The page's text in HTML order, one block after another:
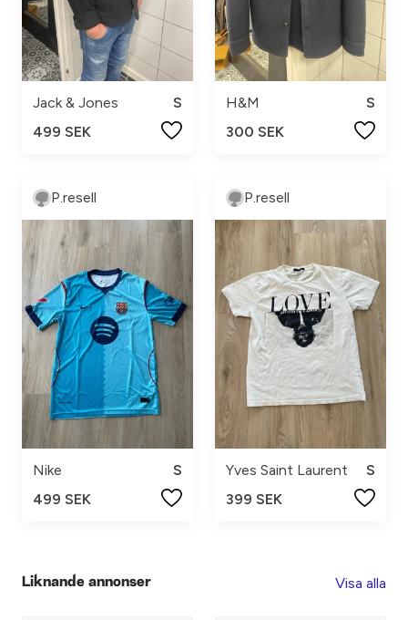
Jack & Jones
S
499 SEK
H&M
S
300 SEK
P.resell
Nike
S
499 SEK
P.resell
Yves Saint Laurent
S
399 SEK
Liknande annonser Visa alla